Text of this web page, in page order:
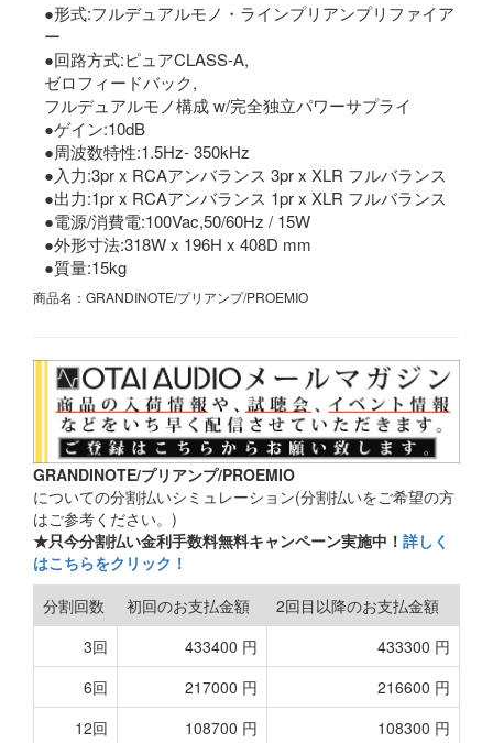
●形式:フルデュアルモノ・ラインプリアンプリファイア
ー
●回路方式:ピュアCLASS-A,
ゼロフィードバック,
フルデュアルモノ構成 w/完全独立パワーサプライ
●ゲイン:10dB
●周波数特性:1.5Hz- 350kHz
●入力:3pr x RCAアンバランス 3pr x XLR フルバランス
●出力:1pr x RCAアンバランス 1pr x XLR フルバランス
●電源/消費電:100Vac,50/60Hz / 15W
●外形寸法:318W x 196H x 408D mm
●質量:15kg
商品名：GRANDINOTE/プリアンプ/PROEMIO
GRANDINOTE/プリアンプ/PROEMIO
についての分割払いシミュレーション(分割払いをご希望の方
はご参考ください。)
★只今分割払い金利手数料無料キャンペーン実施中！ 詳しく
はこちらをクリック！
分割回数
初回のお支払金額
2回目以降のお支払金額
3回
433400 円
433300 円
6回
217000 円
216600 円
12回
108700 円 108300 円